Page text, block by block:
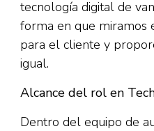
tecnología digital de
forma en que miramos
para el cliente y
igual.
Alcance del rol en
Dentro del equipo de